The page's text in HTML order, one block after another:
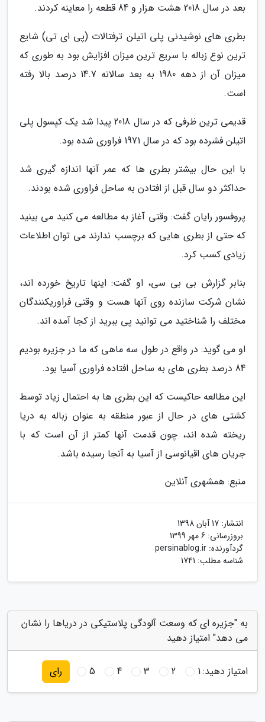
بعد در سال 2018 هشت هزار و 84 قطعه را معاینه کردند.
بطری های نوشیدنی پلی اتیلن ترفتالات (پی ای تی) شایع
ترین نوع زباله با سریع ترین میزان افزایش بود به طوری که
میزان آن از دهه 1980 به بعد سالانه 14.7 درصد بالا رفته
است.
قدیمی ترین ظرفی که در سال 2018 پیدا شد یک کپسول پلی
اتیلن فشرده بود که در سال 1971 فراوری شده بود.
با این حال بیشتر بطری ها که عمر آنها اندازه گیری شد
حداکثر دو سال قبل از افتادن به ساحل فراوری شده بودند.
پروفسور رایان گفت: وقتی آغاز به مطالعه می کنید می بینید
که حتی از بطری هایی که برچسب ندارند می توان اطلاعات
زیادی کسب کرد.
بنابر گزارش بی بی سی، او گفت: اینها تاریخ خورده اند،
نشان شرکت سازنده روی آنها هست و وقتی فراوریکنندگان
مختلف را شناختید می توانید پی ببرید از کجا آمده اند.
او می گوید: در واقع در طول سه ماهی که ما در جزیره بودیم
84 درصد بطری های به ساحل افتاده فراوری آسیا بود.
این مطالعه حاکیست که این بطری ها به احتمال زیاد توسط
کشتی های در حال از عبور منطقه به عنوان زباله به دریا
ریخته شده اند، چون قدمت آنها کمتر از آن است که با
جریان های اقیانوسی از آسیا به آنجا رسیده باشد.
منبع: همشهری آنلاین
انتشار: 17 آبان 1398
بروزرسانی: 6 مهر 1399
گردآورنده: persinablog.ir
شناسه مطلب: 1741
به "جزیره ای که وسعت آلودگی پلاستیکی در دریاها را نشان
می دهد" امتیاز دهید
امتیاز دهید:1
2
3
4
5 رای